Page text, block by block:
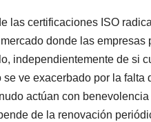
las certificaciones ISO
donde las
independientemente de si
se ve exacerbado por la
actúan con
de la renovación